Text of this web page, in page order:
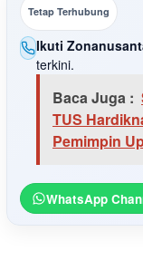
Tetap Terhubung
Ikuti
terkini.
Baca Juga :
TUS
Pemimpin
WhatsApp